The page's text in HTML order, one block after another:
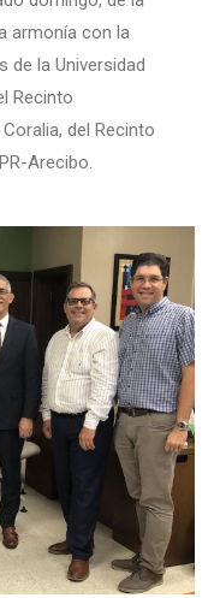
armonía con la
de la Universidad
Recinto
del Recinto
Arecibo.